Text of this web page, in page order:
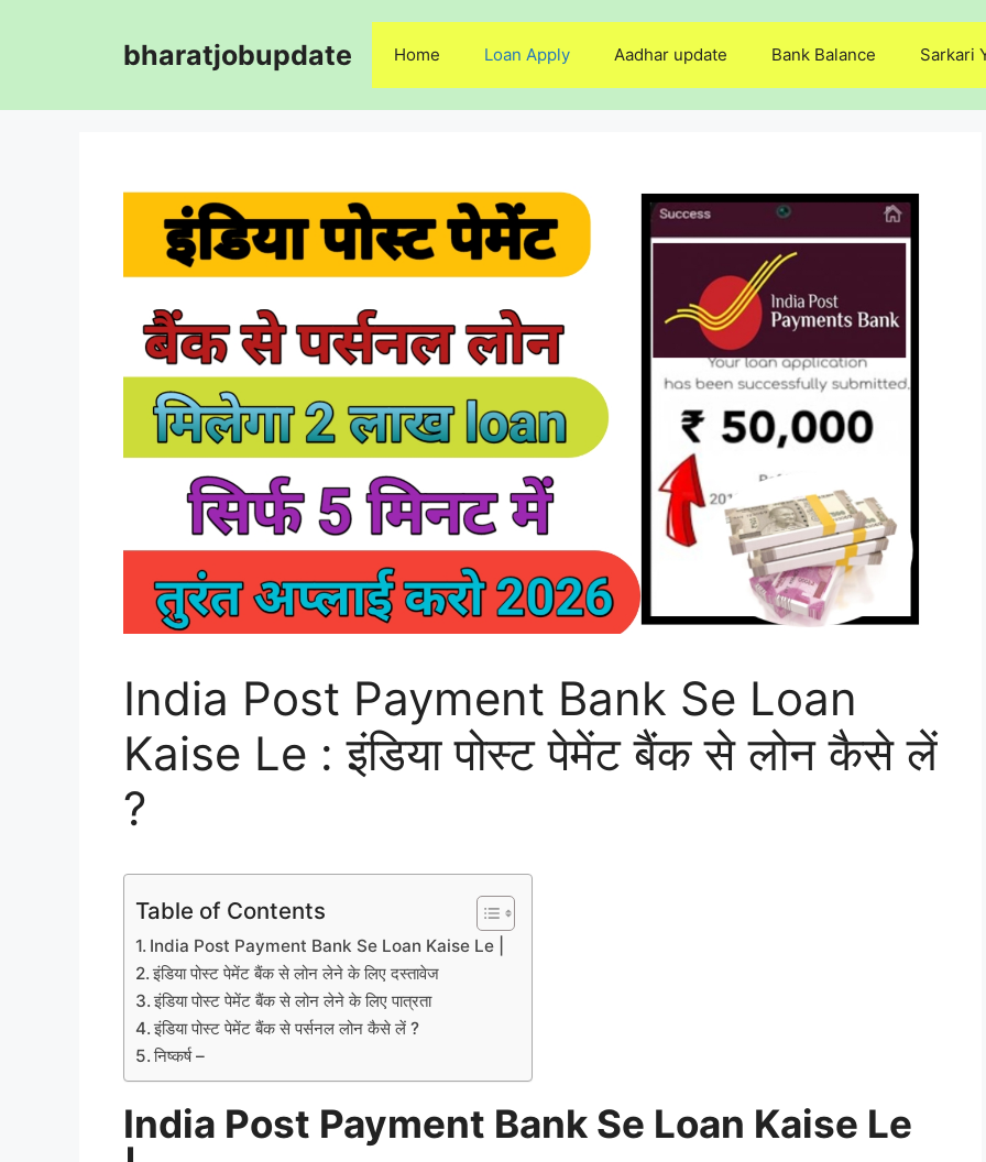
bharatjobupdate Home Loan Apply Aadhar update Bank Balance Sarkari
India Post Payment Bank Se Loan
Kaise Le : इंडिया पोस्ट पेमेंट बैंक से लोन कैसे लें
?
Table of Contents
India Post Payment Bank Se Loan Kaise Le |
इंडिया पोस्ट पेमेंट बैंक से लोन लेने के लिए दस्तावेज
इंडिया पोस्ट पेमेंट बैंक से लोन लेने के लिए पात्रता
इंडिया पोस्ट पेमेंट बैंक से पर्सनल लोन कैसे लें ?
निष्कर्ष –
India Post Payment Bank Se Loan Kaise Le